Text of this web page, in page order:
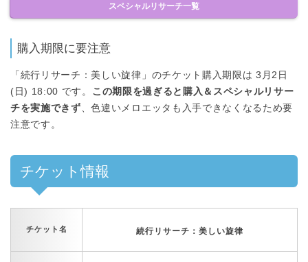
スペシャルリサーチ一覧
購入期限に要注意
「続行リサーチ：美しい旋律」のチケット購入期限は 3月2日
(日) 18:00 です。 この期限を過ぎると購入＆スペシャルリサー
チを実施できず 、色違いメロエッタも入手できなくなるため要
注意です。
チケット情報
チケット名 続行リサーチ：美しい旋律